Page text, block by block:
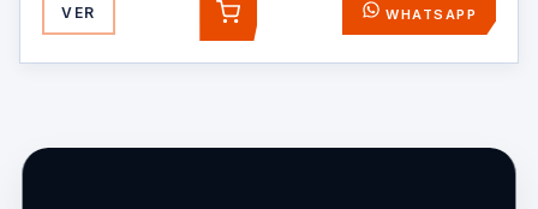
VER AGREGAR WHATSAPP